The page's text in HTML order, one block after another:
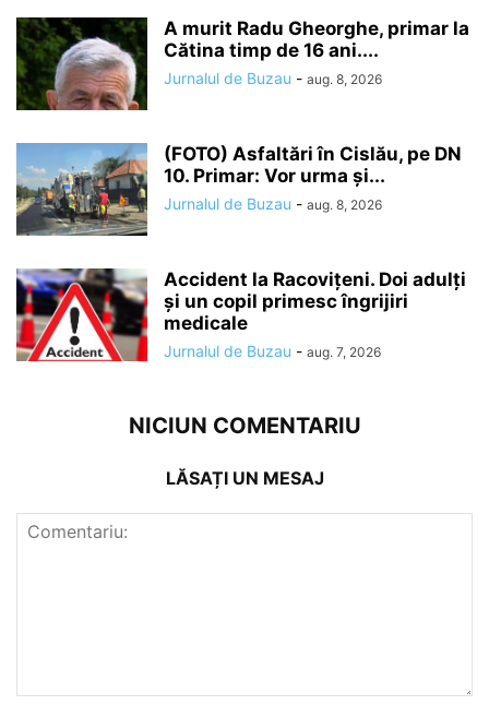
A murit Radu Gheorghe, primar la
Cătina timp de 16 ani....
Jurnalul de Buzau - aug. 8, 2026
(FOTO) Asfaltări în Cislău, pe DN
10. Primar: Vor urma și...
Jurnalul de Buzau - aug. 8, 2026
Accident la Racovițeni. Doi adulți
și un copil primesc îngrijiri
medicale
Jurnalul de Buzau - aug. 7, 2026
NICIUN COMENTARIU
LĂSAȚI UN MESAJ